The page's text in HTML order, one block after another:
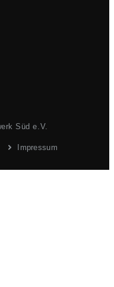
Süd e.V.
Impressum